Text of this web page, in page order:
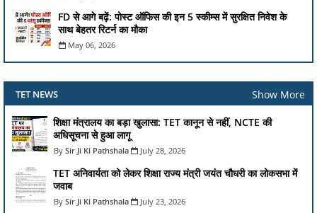
FD से आगे बढ़ें: पोस्ट ऑफिस की इन 5 स्कीम्स में सुरक्षित निवेश के
साथ बेहतर रिटर्न का मौका
May 06, 2026
TET NEWS Show More
शिक्षा मंत्रालय का बड़ा खुलासा: TET कानून से नहीं, NCTE की
अधिसूचना से हुआ लागू
Sir Ji Ki Pathshala July 28, 2026
TET अनिवार्यता को लेकर शिक्षा राज्य मंत्री जयंत चौधरी का लोकसभा में
जवाब
Sir Ji Ki Pathshala July 23, 2026